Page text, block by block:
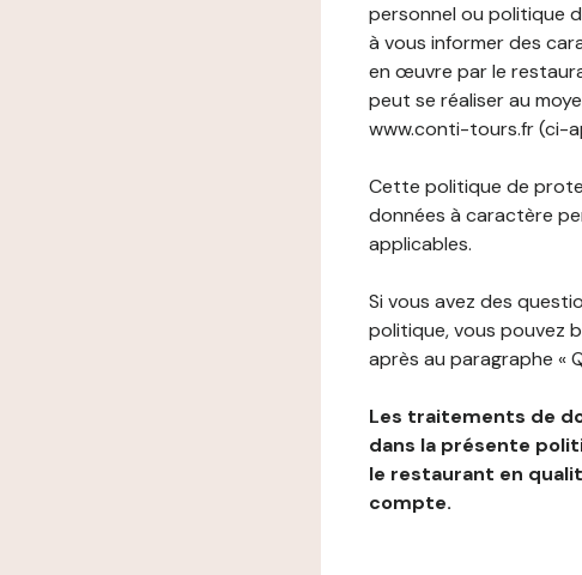
personnel ou politique
à vous informer des
en œuvre par le
peut se réaliser au
www.conti-tours.fr (ci-
Cette politique de
données à caractère
applicables.
Si vous avez des
politique, vous pouvez
après au paragraphe «
Les traitements de
dans la présente
le restaurant en
compte.